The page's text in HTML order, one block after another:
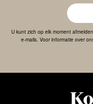
U kunt zich op elk moment
e-mails. Voor informatie over